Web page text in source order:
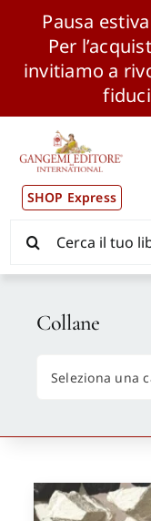
Pausa
Per
invitiamo a
contenuto
SHOP Express
Pubblicazioni
News ed Eventi
Distribuzione
CONSIP / MEPA /
Autori
per:
Collane
Seleziona una